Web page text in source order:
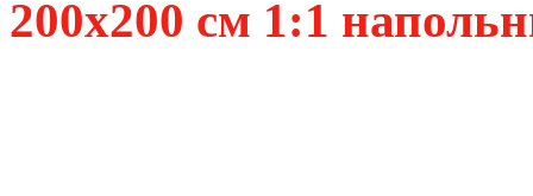
200x200 см 1:1